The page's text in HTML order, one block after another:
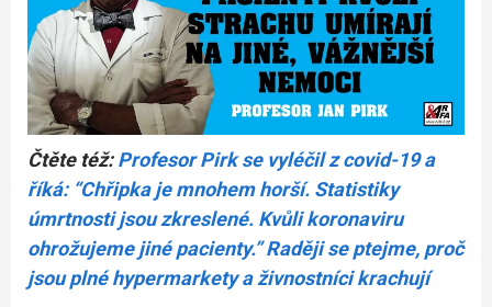
Čtěte též:Profesor Pirk se vyléčil z covid-19 a
říká: “Chřipka je mnohem horší. Statistiky
úmrtnosti jsou zkreslené. Kvůli koronaviru
ohrožujeme jiné pacienty.” Raději se ptejme, proč
jsou plné hypermarkety a živnostníci krachují